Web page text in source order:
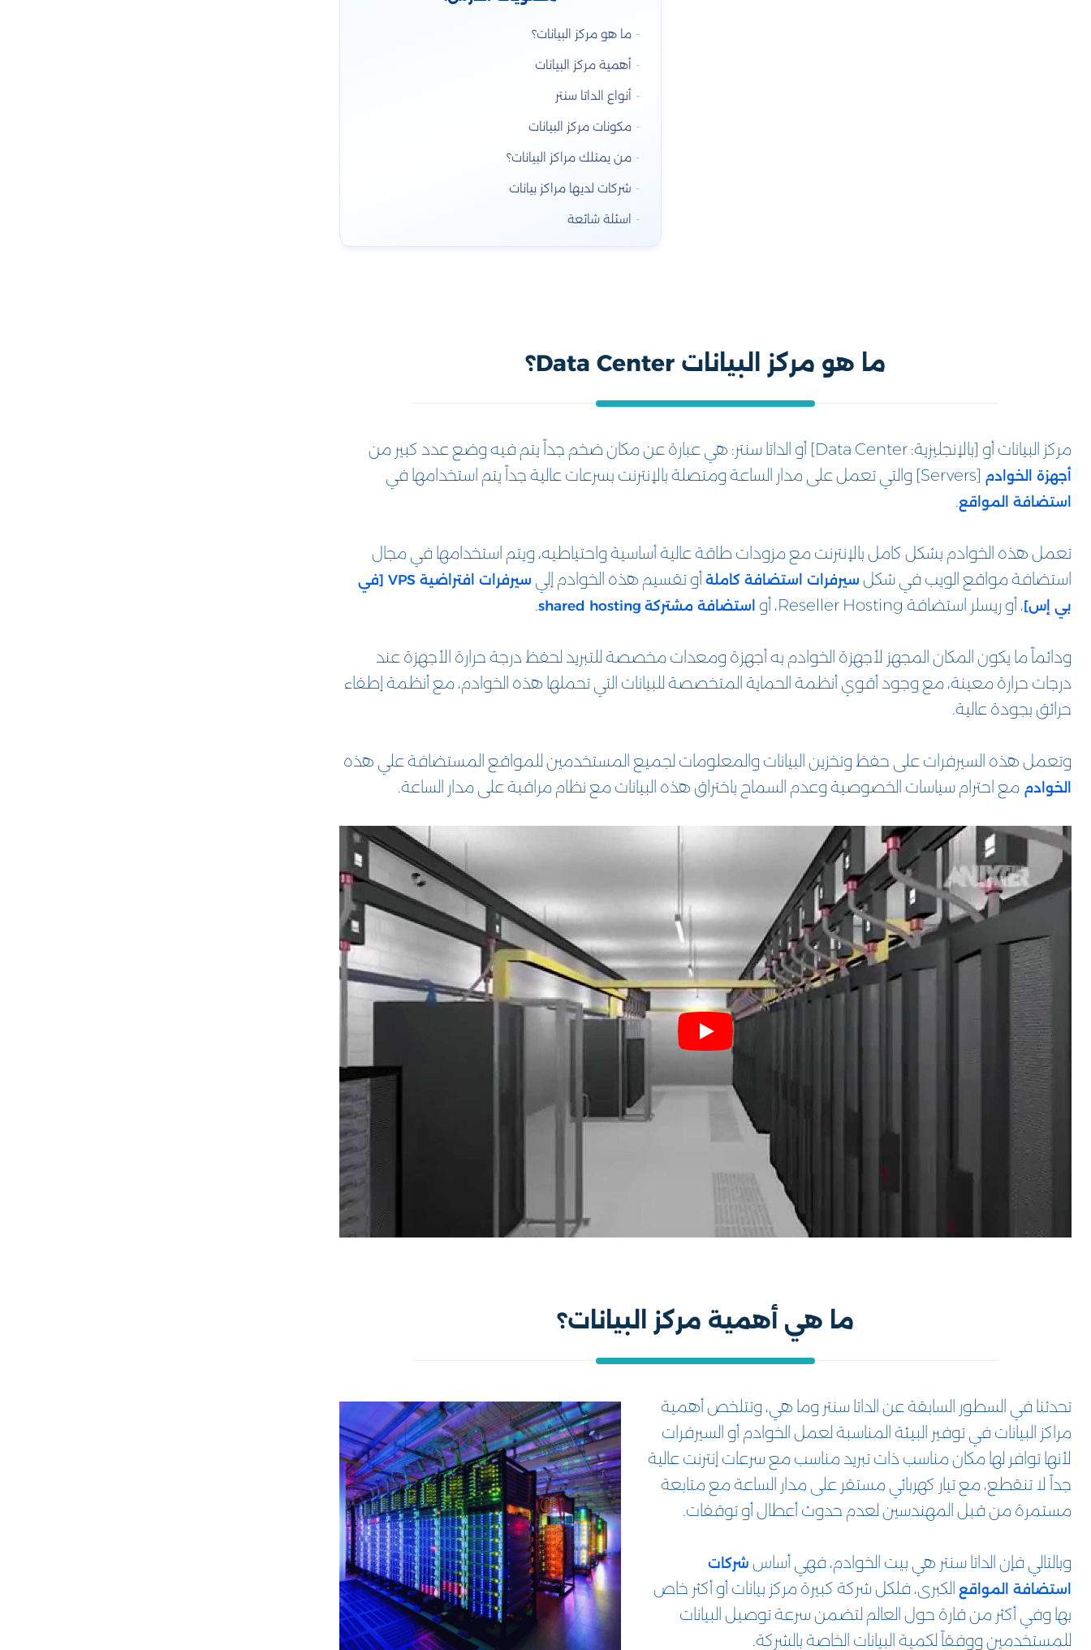
ما هو مركز البيانات؟
أهمية مركز البيانات
أنواع الداتا سنتر
مكونات مركز البيانات
من يمتلك مراكز البيانات؟
شركات لديها مراكز بيانات
اسئلة شائعة
ما هو مركز البيانات Data Center؟
مركز البيانات أو [بالإنجليزية: Data Center] أو الداتا سنتر: هي عبارة عن مكان ضخم جداً يتم فيه وضع عدد كبير من
أجهزة الخوادم [Servers] والتي تعمل على مدار الساعة ومتصلة بالإنترنت بسرعات عالية جداً يتم استخدامها في
استضافة المواقع.
تعمل هذه الخوادم بشكل كامل بالإنترنت مع مزودات طاقة عالية أساسية واحتياطيه، ويتم استخدامها في مجال
استضافة مواقع الويب في شكل سيرفرات استضافة كاملة أو تقسيم هذه الخوادم إلي
سيرفرات افتراضية VPS [في
بي إس]، أو ريسلر استضافة Reseller Hosting، أو استضافة مشتركة shared hosting
.
ودائماً ما يكون المكان المجهز لأجهزة الخوادم به أجهزة ومعدات مخصصة للتبريد لحفظ درجة حرارة الأجهزة عند
درجات حرارة معينة، مع وجود أقوي أنظمة الحماية المتخصصة للبيانات التي تحملها هذه الخوادم، مع أنظمة إطفاء
حرائق بجودة عالية.
وتعمل هذه السيرفرات على حفظ وتخزين البيانات والمعلومات لجميع المستخدمين للمواقع المستضافة علي هذه
الخوادم مع احترام سياسات الخصوصية وعدم السماح باختراق هذه البيانات مع نظام مراقبة على مدار الساعة.
ما هي أهمية مركز البيانات؟
تحدثنا في السطور السابقة عن الداتا سنتر وما هي، وتتلخص أهمية
مراكز البيانات في توفير البيئة المناسبة لعمل الخوادم أو السيرفرات
لأنها توافر لها مكان مناسب ذات تبريد مناسب مع سرعات إنترنت عالية
جداً لا تنقطع، مع تيار كهربائي مستقر على مدار الساعة مع متابعة
مستمرة من قبل المهندسين لعدم حدوث أعطال أو توقفات.
وبالتالي فإن الداتا سنتر هي بيت الخوادم، فهي أساس شركات
استضافة المواقع الكبرى، فلكل شركة كبيرة مركز بيانات أو أكثر خاص
بها وفي أكثر من قارة حول العالم لتضمن سرعة توصيل البيانات
للمستخدمين ووفقاً لكمية البيانات الخاصة بالشركة.